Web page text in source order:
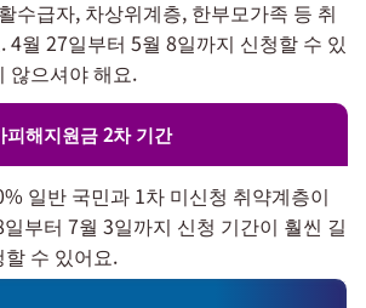
수급자, 차상위계층, 한부모가족 등 취
4월 27일부터 5월 8일까지 신청할 수 있
않으셔야 해요.
피해지원금 2차 기간
일반 국민과 1차 미신청 취약계층이
부터 7월 3일까지 신청 기간이 훨씬 길
수 있어요.